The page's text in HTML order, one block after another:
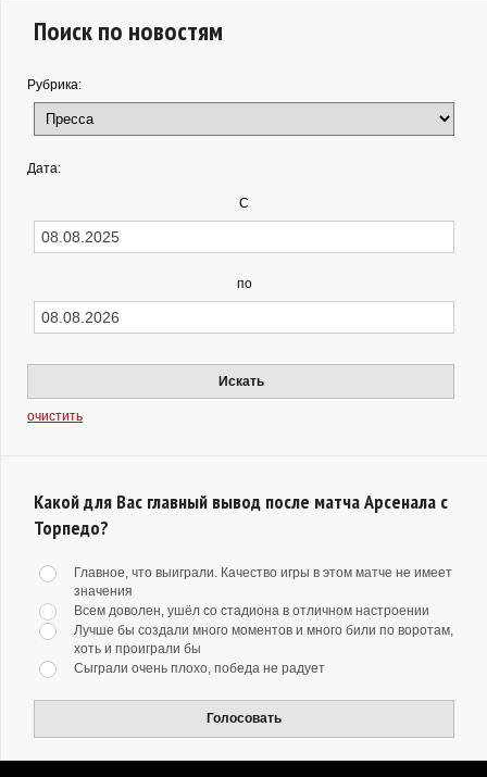
Поиск по новостям
Рубрика:
Дата:
С
по
Искать
очистить
Какой для Вас главный вывод после матча Арсенала с
Торпедо?
Главное, что выиграли. Качество игры в этом матче не имеет
значения
Всем доволен, ушёл со стадиона в отличном настроении
Лучше бы создали много моментов и много били по воротам,
хоть и проиграли бы
Сыграли очень плохо, победа не радует
Голосовать